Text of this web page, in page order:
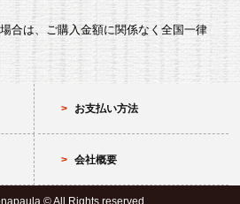
合は、ご購入金額に関係なく全国一律
お支払い方法
会社概要
All Rights reserved.